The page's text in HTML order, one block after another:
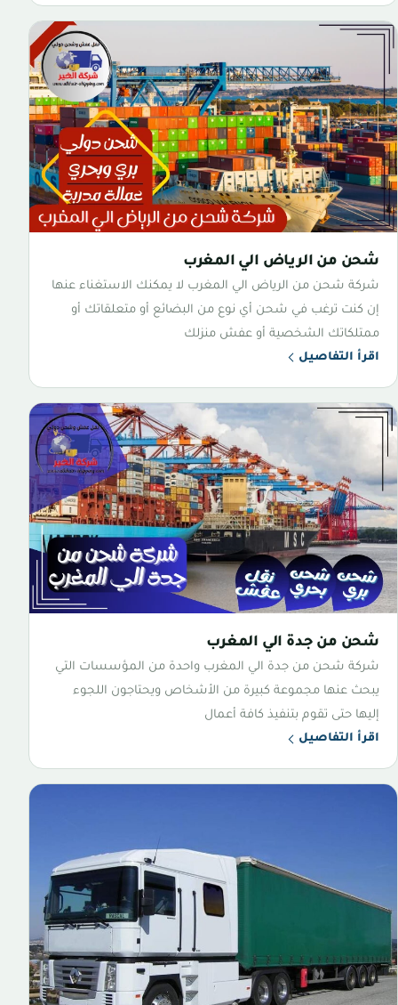
شحن من الرياض الي المغرب
شركة شحن من الرياض الي المغرب لا يمكنك الاستغناء عنها
إن كنت ترغب في شحن أي نوع من البضائع أو متعلقاتك أو
ممتلكاتك الشخصية أو عفش منزلك
اقرأ التفاصيل
شحن من جدة الي المغرب
شركة شحن من جدة الي المغرب واحدة من المؤسسات التي
يبحث عنها مجموعة كبيرة من الأشخاص ويحتاجون اللجوء
إليها حتى تقوم بتنفيذ كافة أعمال
اقرأ التفاصيل